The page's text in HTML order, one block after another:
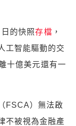
的快照存檔 ，
工智能驅動的交
十億美元還有一
FSCA）無法啟
不被視為金融產